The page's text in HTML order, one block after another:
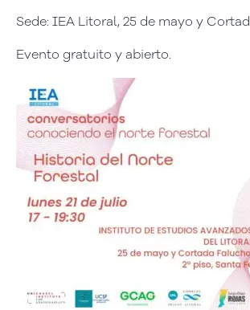
Sede: IEA Litoral, 25 de mayo y
Evento gratuito y abierto.